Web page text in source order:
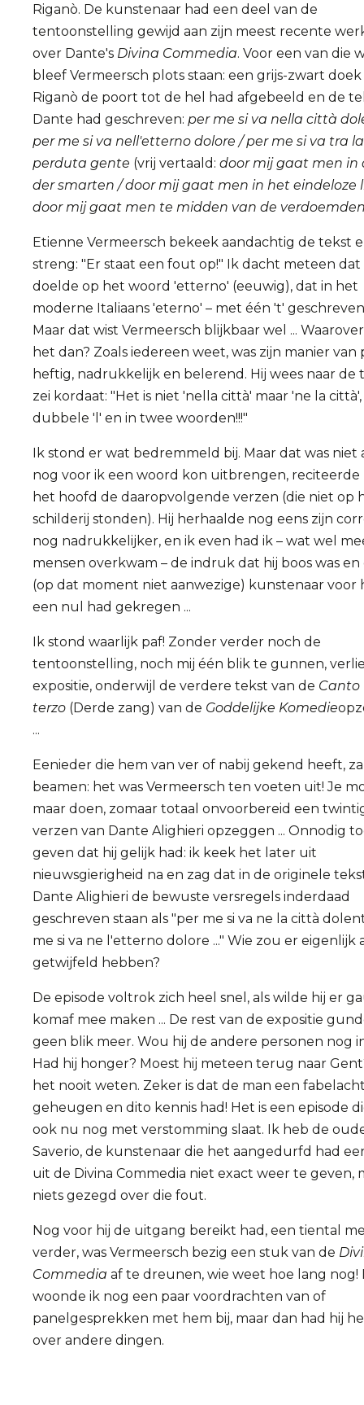
Riganò. De kunstenaar had een deel van de
tentoonstelling gewijd aan zijn meest recente
over Dante's Divina Commedia. Voor een van die
bleef Vermeersch plots staan: een grijs-zwart
Riganò de poort tot de hel had afgebeeld en de
Dante had geschreven: per me si va nella città
per me si va nell'etterno dolore / per me si va tra la
perduta gente (vrij vertaald: door mij gaat men in
der smarten / door mij gaat men in het eindeloze
door mij gaat men te midden van de
Etienne Vermeersch bekeek aandachtig de tekst
streng: "Er staat een fout op!" Ik dacht meteen dat
doelde op het woord 'etterno' (eeuwig), dat in het
moderne Italiaans 'eterno' – met één 't'
Maar dat wist Vermeersch blijkbaar wel ...
het dan? Zoals iedereen weet, was zijn manier van
heftig, nadrukkelijk en belerend. Hij wees naar de
zei kordaat: "Het is niet 'nella città' maar 'ne la
dubbele 'l' en in twee woorden!!!"
Ik stond er wat bedremmeld bij. Maar dat was niet
nog voor ik een woord kon uitbrengen, reciteerde
het hoofd de daaropvolgende verzen (die niet op
schilderij stonden). Hij herhaalde nog eens zijn
nog nadrukkelijker, en ik even had ik – wat wel
mensen overkwam – de indruk dat hij boos was
(op dat moment niet aanwezige) kunstenaar voor
een nul had gekregen ...
Ik stond waarlijk paf! Zonder verder noch de
tentoonstelling, noch mij één blik te gunnen,
expositie, onderwijl de verdere tekst van de Canto
terzo (Derde zang) van de Goddelijke Komedie
...
Eenieder die hem van ver of nabij gekend heeft,
beamen: het was Vermeersch ten voeten uit! Je
maar doen, zomaar totaal onvoorbereid een
verzen van Dante Alighieri opzeggen ... Onnodig
geven dat hij gelijk had: ik keek het later uit
nieuwsgierigheid na en zag dat in de originele
Dante Alighieri de bewuste versregels inderdaad
geschreven staan als "per me si va ne la città
me si va ne l'etterno dolore ..." Wie zou er eigenlijk
getwijfeld hebben?
De episode voltrok zich heel snel, als wilde hij er
komaf mee maken ... De rest van de expositie
geen blik meer. Wou hij de andere personen nog
Had hij honger? Moest hij meteen terug naar
het nooit weten. Zeker is dat de man een
geheugen en dito kennis had! Het is een episode
ook nu nog met verstomming slaat. Ik heb de
Saverio, de kunstenaar die het aangedurfd had
uit de Divina Commedia niet exact weer te geven,
niets gezegd over die fout.
Nog voor hij de uitgang bereikt had, een tiental
verder, was Vermeersch bezig een stuk van de
Commedia af te dreunen, wie weet hoe lang nog!
woonde ik nog een paar voordrachten van of
panelgesprekken met hem bij, maar dan had hij
over andere dingen.